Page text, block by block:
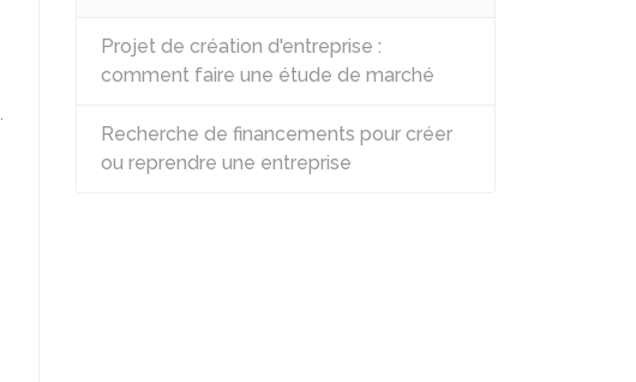
.
Projet de création d'entreprise :
comment faire une étude de marché
Recherche de financements pour créer
ou reprendre une entreprise